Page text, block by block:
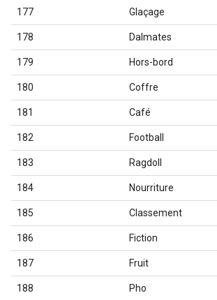
177 Glaçage
178 Dalmates
179 Hors-bord
180 Coffre
181 Café
182 Football
183 Ragdoll
184 Nourriture
185 Classement
186 Fiction
187 Fruit
188 Pho